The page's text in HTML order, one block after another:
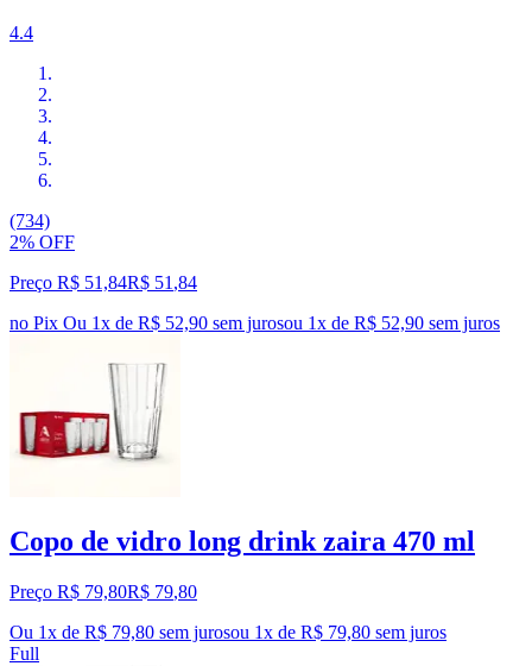
4.4
(734)
2% OFF
Preço R$ 51,84R$ 51,84
no Pix Ou 1x de R$ 52,90 sem jurosou 1x de R$ 52,90 sem juros
Copo de vidro long drink zaira 470 ml
Preço R$ 79,80R$ 79,80
Ou 1x de R$ 79,80 sem jurosou 1x de R$ 79,80 sem juros
Full